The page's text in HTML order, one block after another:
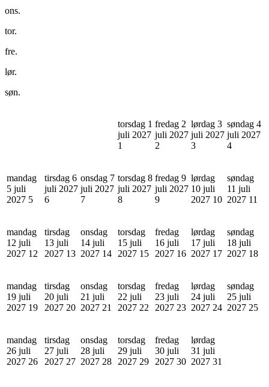
ons.
tor.
fre.
lør.
søn.
torsdag 1
juli 2027
1
fredag 2
juli 2027
2
lørdag 3
juli 2027
3
søndag 4
juli 2027
4
mandag
5 juli
2027 5
tirsdag 6
juli 2027
6
onsdag 7
juli 2027
7
torsdag 8
juli 2027
8
fredag 9
juli 2027
9
lørdag
10 juli
2027 10
søndag
11 juli
2027 11
mandag
12 juli
2027 12
tirsdag
13 juli
2027 13
onsdag
14 juli
2027 14
torsdag
15 juli
2027 15
fredag
16 juli
2027 16
lørdag
17 juli
2027 17
søndag
18 juli
2027 18
mandag
19 juli
2027 19
tirsdag
20 juli
2027 20
onsdag
21 juli
2027 21
torsdag
22 juli
2027 22
fredag
23 juli
2027 23
lørdag
24 juli
2027 24
søndag
25 juli
2027 25
mandag
26 juli
2027 26
tirsdag
27 juli
2027 27
onsdag
28 juli
2027 28
torsdag
29 juli
2027 29
fredag
30 juli
2027 30
lørdag
31 juli
2027 31